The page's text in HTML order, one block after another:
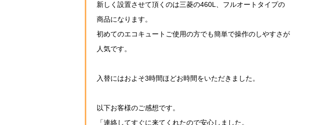
新しく設置させて頂くのは三菱の460L、フルオートタイプの
商品になります。
初めてのエコキュートご使用の方でも簡単で操作のしやすさが
人気です。
入替にはおよそ3時間ほどお時間をいただきました。
以下お客様のご感想です。
「連絡してすぐに来てくれたので安心しました。